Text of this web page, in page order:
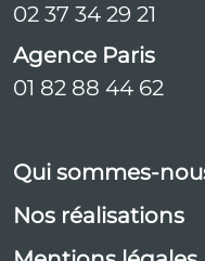
02 37 34 29 21
Agence Paris
01 82 88 44 62
Qui sommes-
Nos réalisations